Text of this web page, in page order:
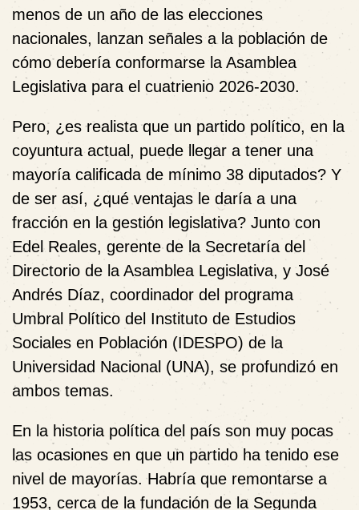
menos de un año de las elecciones
nacionales, lanzan señales a la población de
cómo debería conformarse la Asamblea
Legislativa para el cuatrienio 2026-2030.
Pero, ¿es realista que un partido político, en la
coyuntura actual, puede llegar a tener una
mayoría calificada de mínimo 38 diputados? Y
de ser así, ¿qué ventajas le daría a una
fracción en la gestión legislativa? Junto con
Edel Reales, gerente de la Secretaría del
Directorio de la Asamblea Legislativa, y José
Andrés Díaz, coordinador del programa
Umbral Político del Instituto de Estudios
Sociales en Población (IDESPO) de la
Universidad Nacional (UNA), se profundizó en
ambos temas.
En la historia política del país son muy pocas
las ocasiones en que un partido ha tenido ese
nivel de mayorías. Habría que remontarse a
1953, cerca de la fundación de la Segunda